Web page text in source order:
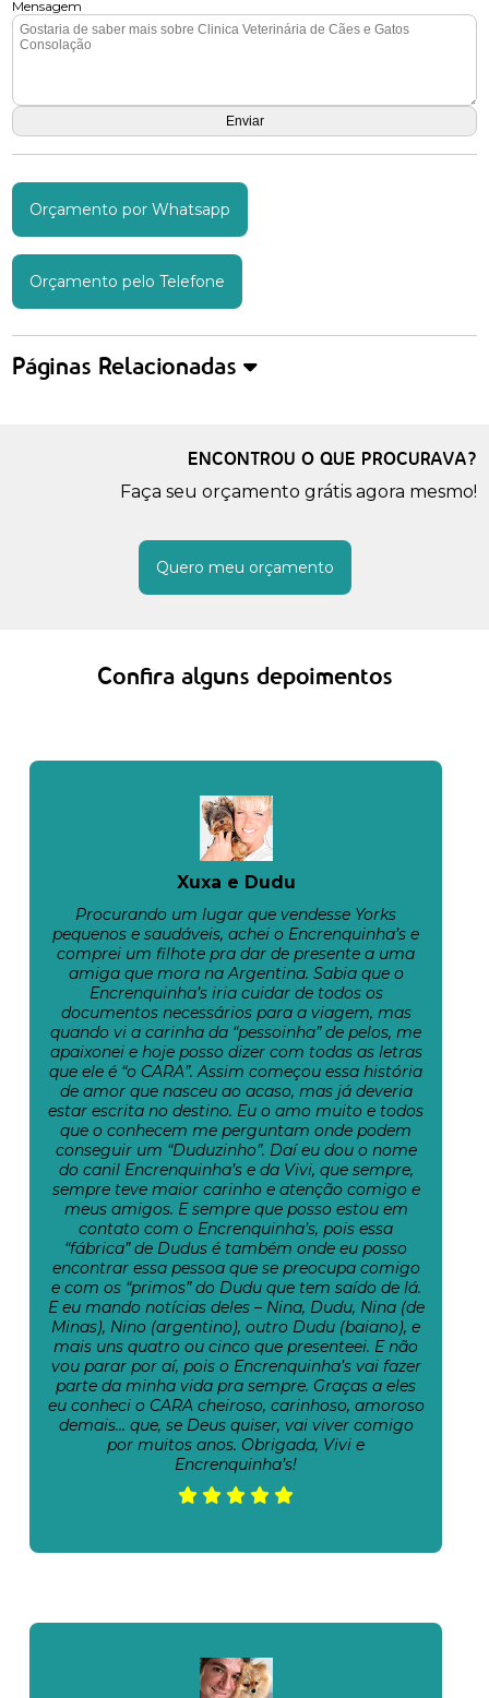
Mensagem
Orçamento por Whatsapp
Orçamento pelo Telefone
Páginas Relacionadas
ENCONTROU O QUE PROCURAVA?
Faça seu orçamento grátis agora mesmo!
Quero meu orçamento
Confira alguns depoimentos
Xuxa e Dudu
Procurando um lugar que vendesse Yorks
pequenos e saudáveis, achei o Encrenquinha’s e
comprei um filhote pra dar de presente a uma
amiga que mora na Argentina. Sabia que o
Encrenquinha’s iria cuidar de todos os
documentos necessários para a viagem, mas
quando vi a carinha da “pessoinha” de pelos, me
apaixonei e hoje posso dizer com todas as letras
que ele é “o CARA”. Assim começou essa história
de amor que nasceu ao acaso, mas já deveria
estar escrita no destino. Eu o amo muito e todos
que o conhecem me perguntam onde podem
conseguir um “Duduzinho”. Daí eu dou o nome
do canil Encrenquinha’s e da Vivi, que sempre,
sempre teve maior carinho e atenção comigo e
meus amigos. E sempre que posso estou em
contato com o Encrenquinha’s, pois essa
“fábrica” de Dudus é também onde eu posso
encontrar essa pessoa que se preocupa comigo
e com os “primos” do Dudu que tem saído de lá.
E eu mando notícias deles – Nina, Dudu, Nina (de
Minas), Nino (argentino), outro Dudu (baiano), e
mais uns quatro ou cinco que presenteei. E não
vou parar por aí, pois o Encrenquinha’s vai fazer
parte da minha vida pra sempre. Graças a eles
eu conheci o CARA cheiroso, carinhoso, amoroso
demais… que, se Deus quiser, vai viver comigo
por muitos anos. Obrigada, Vivi e
Encrenquinha’s!